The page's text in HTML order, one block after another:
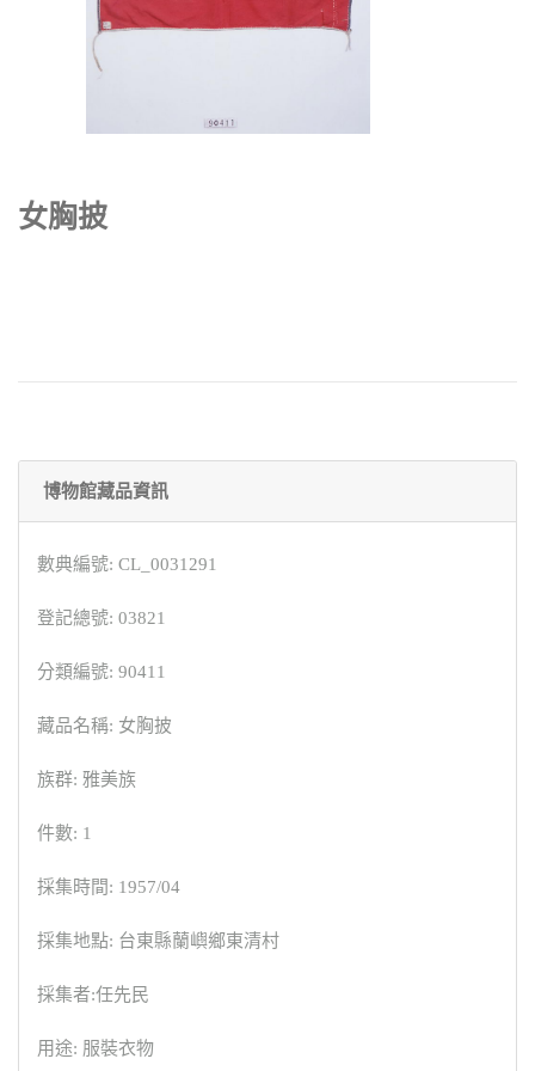
女胸披
博物館藏品資訊
數典編號: CL_0031291
登記總號: 03821
分類編號: 90411
藏品名稱: 女胸披
族群: 雅美族
件數: 1
採集時間: 1957/04
採集地點: 台東縣蘭嶼鄉東清村
採集者:任先民
用途: 服裝衣物